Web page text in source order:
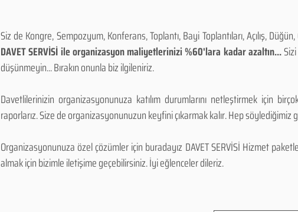
Siz de Kongre, Sempozyum, Konferans, Toplantı, Bayi Toplantıları, Açılış,
DAVET SERVİSİ ile organizasyon maliyetlerinizi %60'lara kadar azaltın...
düşünmeyin... Bırakın onunla biz ilgileniriz.
Davetlilerinizin organizasyonunuza katılım durumlarını netleştirmek için
raporlarız. Size de organizasyonunuzun keyfini çıkarmak kalır. Hep söylediğimiz
Organizasyonunuza özel çözümler için buradayız DAVET SERVİSİ Hizmet
almak için bizimle iletişime geçebilirsiniz. İyi eğlenceler dileriz.